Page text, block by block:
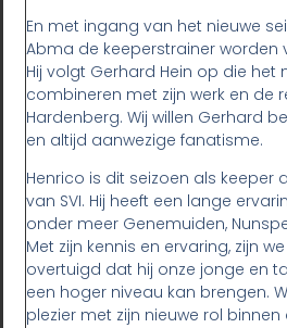
En met ingang van het nieuwe
Abma de keeperstrainer worden
Hij volgt Gerhard Hein op die het
combineren met zijn werk en de
Hardenberg. Wij willen Gerhard
en altijd aanwezige fanatisme.
Henrico is dit seizoen als keeper
van SVI. Hij heeft een lange
onder meer Genemuiden,
Met zijn kennis en ervaring, zijn
overtuigd dat hij onze jonge en
een hoger niveau kan brengen.
plezier met zijn nieuwe rol binnen